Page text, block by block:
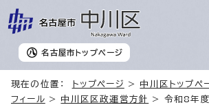
名古屋市 トップページ
現在の位置： トップページ > 中川区トップペ
フィール > 中川区区政運営方針 > 令和8年